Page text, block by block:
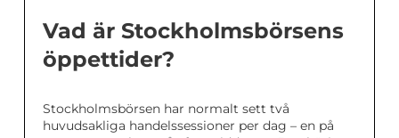
Vad är Stockholmsbörsens
öppettider?
Stockholmsbörsen har normalt sett två
huvudsakliga handelssessioner per dag – en på